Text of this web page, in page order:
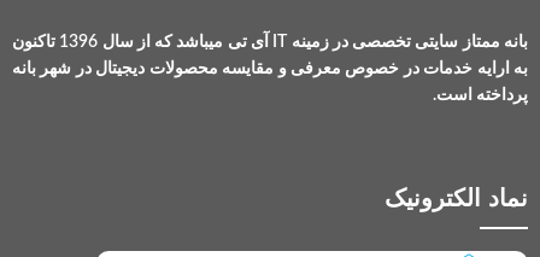
وزن : 300 گرم
نوع آنتن : LoRa Rubber Duck
(3+0.5):SMA Male
بانه ممتاز سایتی تخصصی در زمینه IT آی تی میباشد که از سال 1396 تاکنون
به ارایه خدمات در خصوص معرفی و مقایسه محصولات دیجیتال در شهر بانه
پرداخته است.
نماد الکترونیک